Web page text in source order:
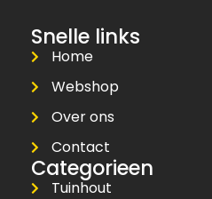
Snelle links
Home
Webshop
Over ons
Contact
Categorieen
Tuinhout